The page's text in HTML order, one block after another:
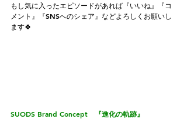
もし気に入ったエピソードがあれば『いいね』『コ
メント』『SNSへのシェア』などよろしくお願いし
ます🍀
SUODS Brand Concept　『進化の軌跡』